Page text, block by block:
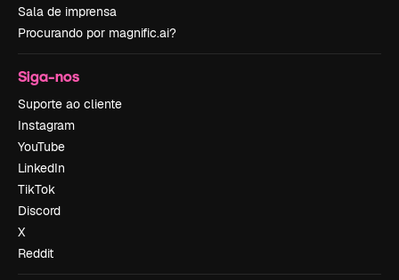
Sala de imprensa
Procurando por magnific.ai?
Siga-nos
Suporte ao cliente
Instagram
YouTube
LinkedIn
TikTok
Discord
X
Reddit